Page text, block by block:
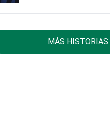
MÁS HISTORIAS